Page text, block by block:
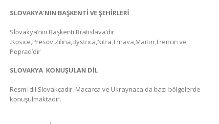
SLOVAKYA’NIN BAŞKENTİ VE ŞEHİRLERİ
Slovakya’nın Başkenti Bratislava’dır
.Kosice,Presov,Zilina,Bystrica,Nitra,Trnava,Martin,Trencın ve
Poprad’dır
SLOVAKYA KONUŞULAN DİL
Resmi dil Slovakçadır. Macarca ve Ukraynaca da bazı bölgelerde
konuşulmaktadır.